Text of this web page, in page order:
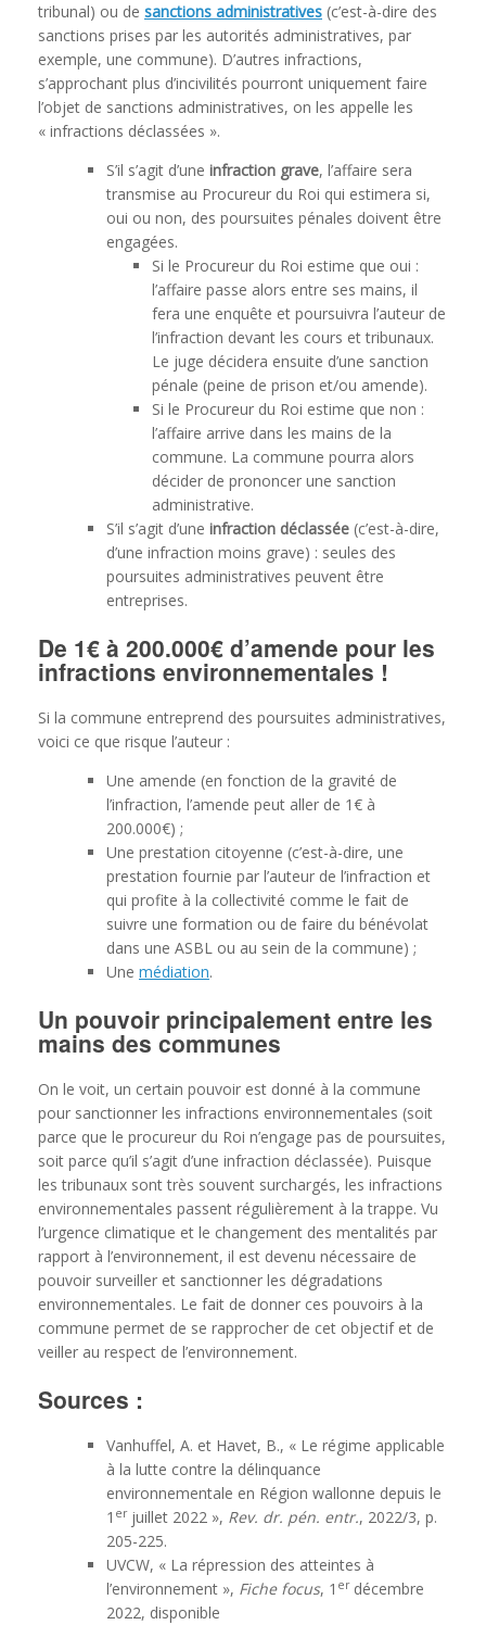
tribunal) ou de sanctions administratives (c’est-à-dire des
sanctions prises par les autorités administratives, par
exemple, une commune). D’autres infractions,
s’approchant plus d’incivilités pourront uniquement faire
l’objet de sanctions administratives, on les appelle les
« infractions déclassées ».
S’il s’agit d’une infraction grave, l’affaire sera
transmise au Procureur du Roi qui estimera si,
oui ou non, des poursuites pénales doivent être
engagées.
Si le Procureur du Roi estime que oui :
l’affaire passe alors entre ses mains, il
fera une enquête et poursuivra l’auteur de
l’infraction devant les cours et tribunaux.
Le juge décidera ensuite d’une sanction
pénale (peine de prison et/ou amende).
Si le Procureur du Roi estime que non :
l’affaire arrive dans les mains de la
commune. La commune pourra alors
décider de prononcer une sanction
administrative.
S’il s’agit d’une infraction déclassée (c’est-à-dire,
d’une infraction moins grave) : seules des
poursuites administratives peuvent être
entreprises.
De 1€ à 200.000€ d’amende pour les
infractions environnementales !
Si la commune entreprend des poursuites administratives,
voici ce que risque l’auteur :
Une amende (en fonction de la gravité de
l’infraction, l’amende peut aller de 1€ à
200.000€) ;
Une prestation citoyenne (c’est-à-dire, une
prestation fournie par l’auteur de l’infraction et
qui profite à la collectivité comme le fait de
suivre une formation ou de faire du bénévolat
dans une ASBL ou au sein de la commune) ;
Une médiation.
Un pouvoir principalement entre les
mains des communes
On le voit, un certain pouvoir est donné à la commune
pour sanctionner les infractions environnementales (soit
parce que le procureur du Roi n’engage pas de poursuites,
soit parce qu’il s’agit d’une infraction déclassée). Puisque
les tribunaux sont très souvent surchargés, les infractions
environnementales passent régulièrement à la trappe. Vu
l’urgence climatique et le changement des mentalités par
rapport à l’environnement, il est devenu nécessaire de
pouvoir surveiller et sanctionner les dégradations
environnementales. Le fait de donner ces pouvoirs à la
commune permet de se rapprocher de cet objectif et de
veiller au respect de l’environnement.
Sources :
Vanhuffel, A. et Havet, B., « Le régime applicable
à la lutte contre la délinquance
environnementale en Région wallonne depuis le
1 erjuillet 2022 », Rev. dr. pén. entr., 2022/3, p.
205-225.
UVCW, « La répression des atteintes à
l’environnement », Fiche focus, 1 erdécembre
2022, disponible